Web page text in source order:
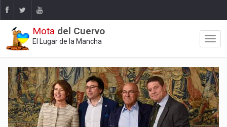
Mota del Cuervo
El Lugar de la Mancha